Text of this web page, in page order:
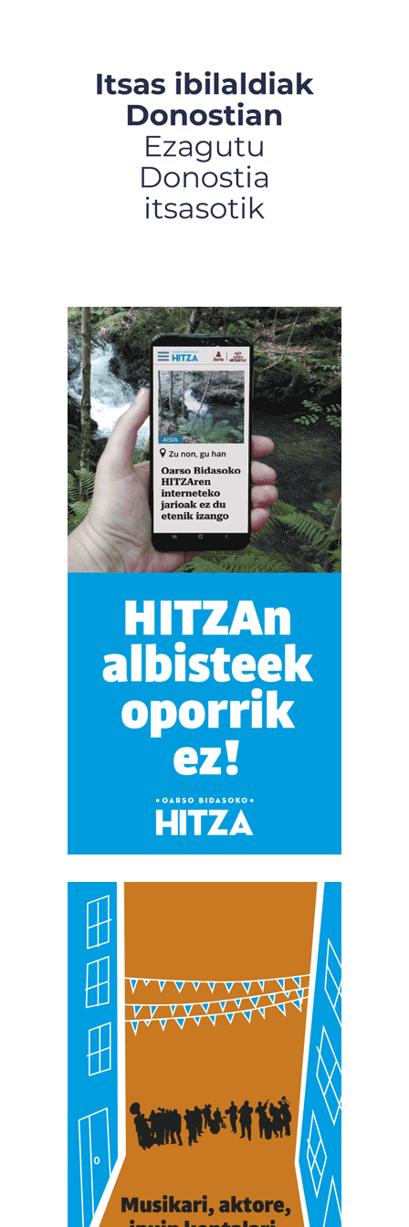
dezakezun ikusteko.
Lortu zure datu pertsonalak prozesatzeko moduari
buruzko informazio gehiago eta ezarri zure lehentasunak
datuen atalean. Edozein unetan alda edo ken dezakezu
zure baimena Cookieen adierazpenean.
erabiltzeko baimen esplizitua ematen diguzu.Gehiago
irakurri